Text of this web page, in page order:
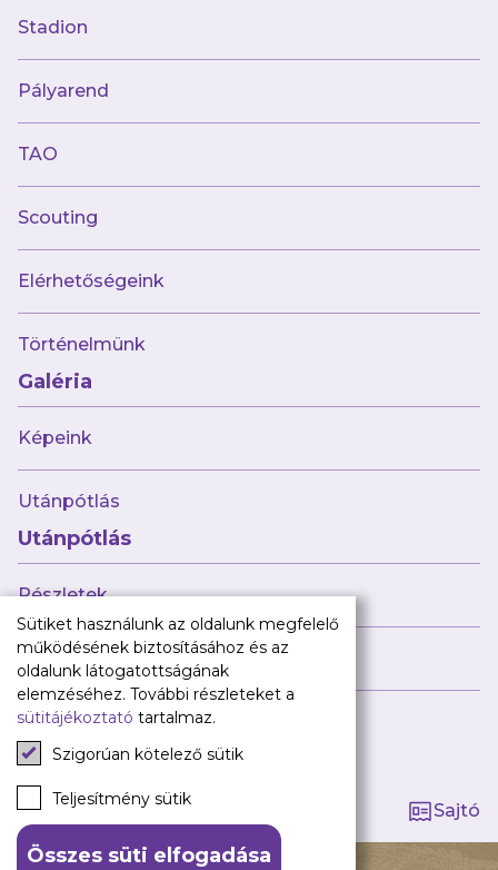
Stadion
Pályarend
TAO
Scouting
Elérhetőségeink
Történelmünk
Galéria
Képeink
Utánpótlás
Utánpótlás
Részletek
Híreink
Tagság kezelése
Sajtó
Múltunk
Jelenünk
Meccseink
Híreink
Csapataink
Galéria
Utánpótlás
Babaváró
ajándékcsomag
Újpest FC
TAO
Klub infó
Sajtó
Press Kit
Újpest FC Shop
Digitális felületeink
Facebook
Instagram
Tiktok
Youtube
Spotify
Sütiket használunk az oldalunk megfelelő
működésének biztosításához és az
oldalunk látogatottságának
elemzéséhez. További részleteket a
sütitájékoztató tartalmaz.
Szigorúan kötelező sütik
Teljesítmény sütik
Összes süti elfogadása